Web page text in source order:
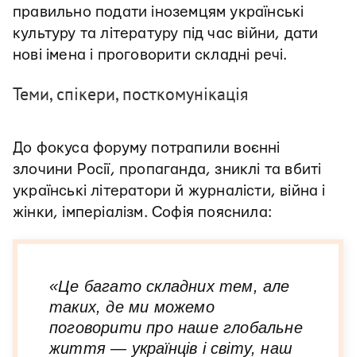
правильно подати іноземцям українські
культуру та літературу під час війни, дати
нові імена і проговорити складні речі.
Теми, спікери, посткомунікація
До фокуса форуму потрапили воєнні
злочини Росії, пропаганда, зниклі та вбиті
українські літератори й журналісти, війна і
жінки, імперіалізм. Софія пояснила:
«Це багато складних тем, але
таких, де ми можемо
поговорити про наше глобальне
життя — українців і світу, наш